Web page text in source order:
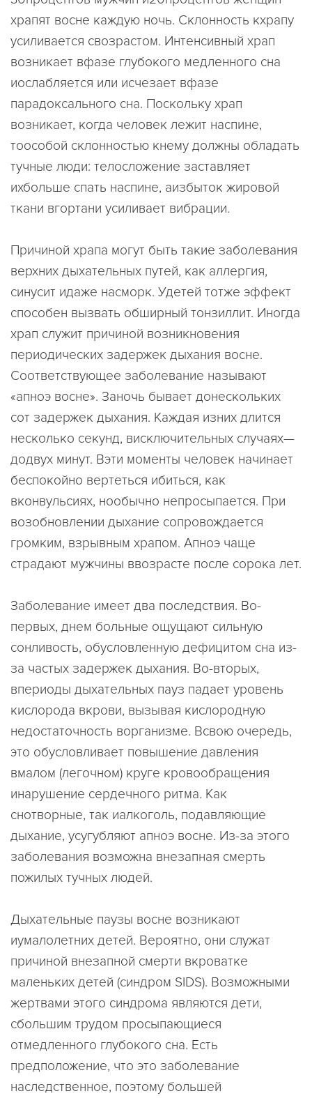
храпят восне каждую ночь. Склонность кхрапу
усиливается свозрастом. Интенсивный храп
возникает вфазе глубокого медленного сна
иослабляется или исчезает вфазе
парадоксального сна. Поскольку храп
возникает, когда человек лежит наспине,
тоособой склонностью кнему должны обладать
тучные люди: телосложение заставляет
ихбольше спать наспине, аизбыток жировой
ткани вгортани усиливает вибрации.
Причиной храпа могут быть такие заболевания
верхних дыхательных путей, как аллергия,
синусит идаже насморк. Удетей тотже эффект
способен вызвать обширный тонзиллит. Иногда
храп служит причиной возникновения
периодических задержек дыхания восне.
Соответствующее заболевание называют
«апноэ восне». Заночь бывает донескольких
сот задержек дыхания. Каждая изних длится
несколько секунд, висключительных случаях—
додвух минут. Вэти моменты человек начинает
беспокойно вертеться ибиться, как
вконвульсиях, нообычно непросыпается. При
возобновлении дыхание сопровождается
громким, взрывным храпом. Апноэ чаще
страдают мужчины ввозрасте после сорока лет.
Заболевание имеет два последствия. Во-
первых, днем больные ощущают сильную
сонливость, обусловленную дефицитом сна из-
за частых задержек дыхания. Во-вторых,
впериоды дыхательных пауз падает уровень
кислорода вкрови, вызывая кислородную
недостаточность ворганизме. Всвою очередь,
это обусловливает повышение давления
вмалом (легочном) круге кровообращения
инарушение сердечного ритма. Как
снотворные, так иалкоголь, подавляющие
дыхание, усугубляют апноэ восне. Из-за этого
заболевания возможна внезапная смерть
пожилых тучных людей.
Дыхательные паузы восне возникают
иумалолетних детей. Вероятно, они служат
причиной внезапной смерти вкроватке
маленьких детей (синдром SIDS). Возможными
жертвами этого синдрома являются дети,
сбольшим трудом просыпающиеся
отмедленного глубокого сна. Есть
предположение, что это заболевание
наследственное, поэтому большей